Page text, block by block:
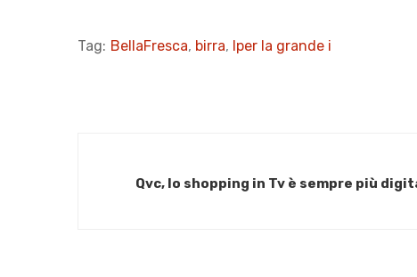
Tag: BellaFresca, birra, Iper la grande i
Qvc, lo shopping in Tv è sempre più